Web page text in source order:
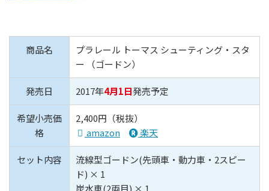
商品名
プラレール トーマス シューティング・スタ
ー （ゴードン）
発売日 2017年4月1日発売予定
希望小売価
格
2,400円（税抜）
amazon
楽天
セット内容
流線型ゴードン(先頭車・動力車・2スピー
ド) × 1
炭水車(2両目) × 1